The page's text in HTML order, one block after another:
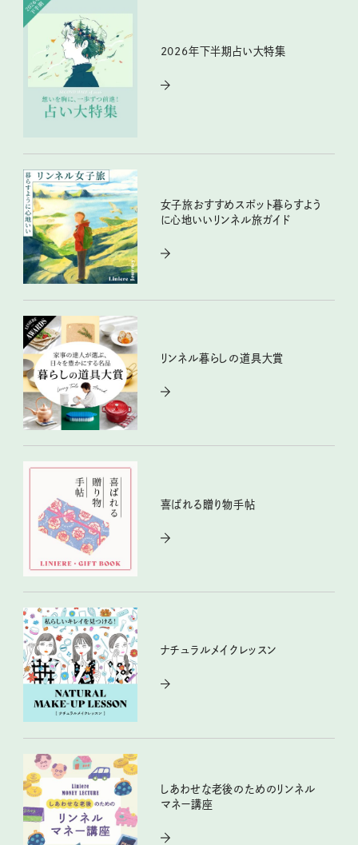
2026年下半期占い大特集
女子旅おすすめスポット暮らすよう
に心地いいリンネル旅ガイド
リンネル暮らしの道具大賞
喜ばれる贈り物手帖
ナチュラルメイクレッスン
しあわせな老後のためのリンネル
マネー講座